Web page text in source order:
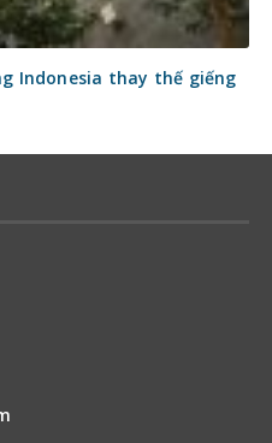
Indonesia thay thế giếng